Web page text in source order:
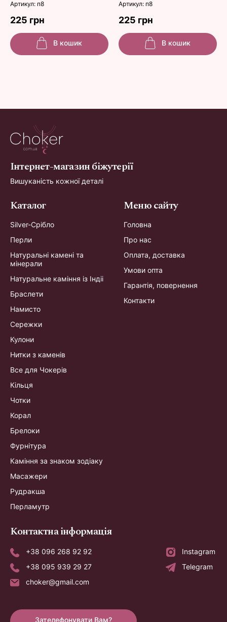
Артикул: п8 Артикул: п8
225 грн 225 грн
В кошик В кошик
Інтернет-магазин біжутерії
Вишуканість кожної деталі
Каталог
Silver-Срібло
Перли
Натуральні камені та
мінерали
Натуральне каміння із Індіі
Браслети
Намисто
Сережки
Кулони
Нитки з каменів
Все для Чокерів
Кільця
Чотки
Корал
Брелоки
Фурнітура
Каміння за знаком зодіаку
Масажери
Рудракша
Перламутр
Меню сайту
Головна
Про нас
Оплата, доставка
Умови опта
Гарантія, повернення
Контакти
Контактна інформація
+38 096 268 92 92
Instagram
+38 095 939 29 27
Telegram
choker@gmail.com
Зателефонувати Вам?